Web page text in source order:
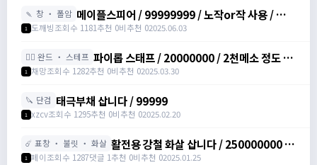
https://open.kakao.com/o/sRKFh9zh
🍡 창 ・ 폴암 메이플스피어 / 99999999 / 노작or작 사용 / ㅋㅌ
qwer12335
1 도깨빙조회수 1181추천 0비추천 02025.06.03
🧙‍♀️ 완드 ・ 스테프 파이롭 스태프 / 20000000 / 2천메소 정도 /
https://open.kakao.com/o/s0RPbjhh
1 채망조회수 1282추천 0비추천 02025.03.30
🔪 단검 태극부채 삽니다 / 99999
1 xzcv조회수 1295추천 0비추천 02025.02.20
☄️ 표창 ・ 불릿 ・ 화살 활전용 강철 화살 삽니다 / 250000000 /
화살 / 쪽지 주세요~ 접속중
1 페이조회수 1287댓글 1추천 0비추천 02025.01.25